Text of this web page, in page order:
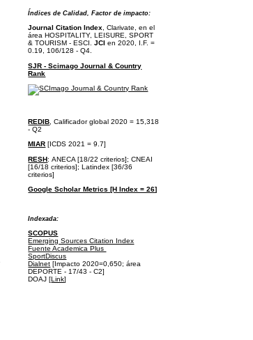
Índices de Calidad, Factor de impacto:
Journal Citation Index, Clarivate, en el
áreaHOSPITALITY, LEISURE, SPORT
& TOURISM - ESCI. JCI en 2020, I.F. =
0.19, 106/128 - Q4.
SJR - Scimago Journal & Country
Rank
REDIB , Calificador global 2020 = 15,318
- Q2
MIAR [ICDS 2021 = 9.7]
RESH:ANECA [18/22 criterios];CNEAI
[16/18 criterios];Latindex [36/36
criterios]
Google Scholar Metrics [H Index = 26]
Indexada:
SCOPUS
Emerging Sources Citation Index
Fuente Academica Plus
SportDiscus
Dialnet [Impacto 2020=0,650; área
DEPORTE - 17/43 - C2]
DOAJ [Link]